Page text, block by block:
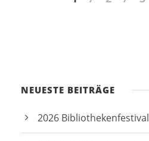
NEUESTE BEITRÄGE
2026 Bibliothekenfestival